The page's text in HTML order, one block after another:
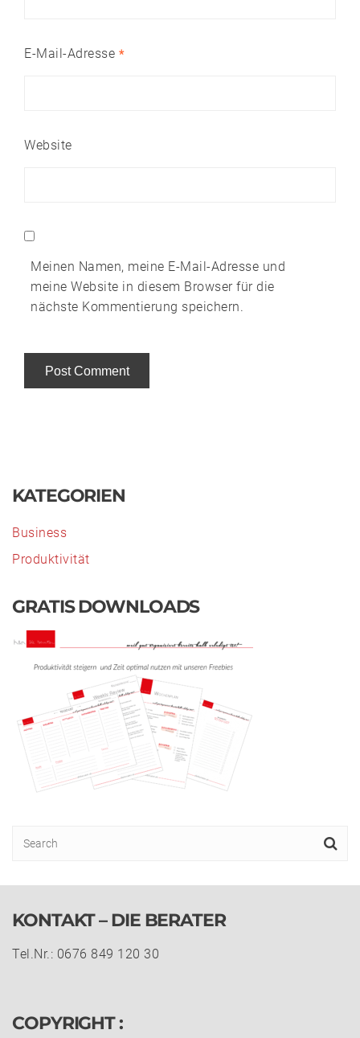
E-Mail-Adresse *
Website
Meinen Namen, meine E-Mail-Adresse und
meine Website in diesem Browser für die
nächste Kommentierung speichern.
KATEGORIEN
Business
Produktivität
GRATIS DOWNLOADS
KONTAKT – DIE BERATER
Tel.Nr.: 0676 849 120 30
COPYRIGHT :